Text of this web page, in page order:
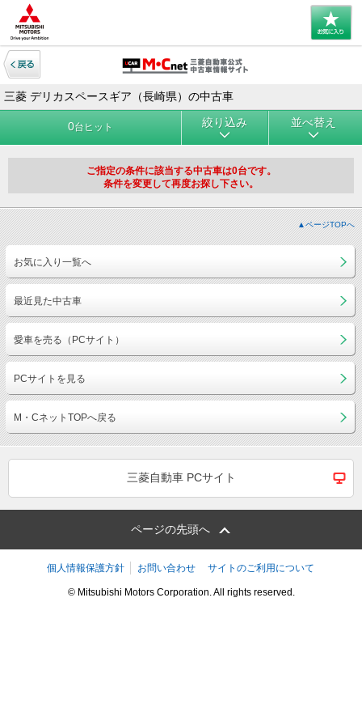
三菱 デリカスペースギア（長崎県）の中古車
0台ヒット 絞り込み 並べ替え
ご指定の条件に該当する中古車は0台です。
条件を変更して再度お探し下さい。
▲ページTOPへ
お気に入り一覧へ
最近見た中古車
愛車を売る（PCサイト）
PCサイトを見る
M・CネットTOPへ戻る
三菱自動車 PCサイト
ページの先頭へ
個人情報保護方針 お問い合わせ サイトのご利用について
© Mitsubishi Motors Corporation. All rights reserved.